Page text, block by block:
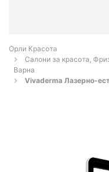
Орли Красота
Салони за красота,
Варна
Vivaderma Лазерно-